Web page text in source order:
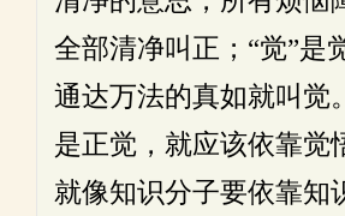
全部清净叫正；“觉”是
通达万法的真如就叫觉
是正觉，就应该依靠觉
就像知识分子要依靠知